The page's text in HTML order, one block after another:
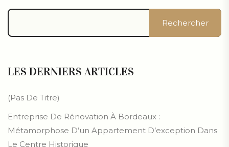
Rechercher
LES DERNIERS ARTICLES
(pas De Titre)
Entreprise De Rénovation À Bordeaux :
Métamorphose D’un Appartement D’exception Dans
Le Centre Historique